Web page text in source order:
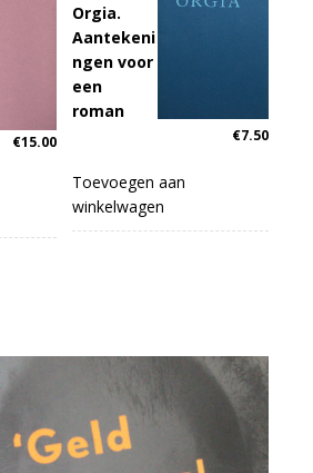
€15.00
Orgia.
Aantekeni
ngen voor
een
roman
€7.50
Toevoegen aan
winkelwagen